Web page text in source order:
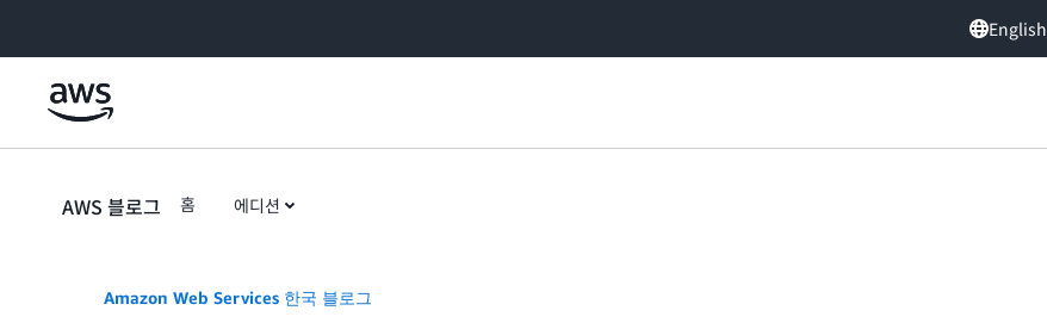
English
AWS 블로그 홈 에디션
Amazon Web Services 한국 블로그